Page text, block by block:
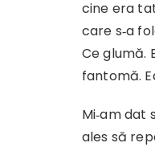
cine era
care s‑a
Ce glumă.
fantomă.
Mi‑am
ales să